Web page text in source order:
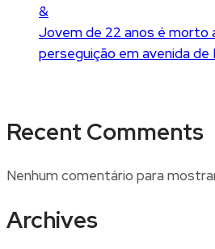
&
Jovem de 22 anos é morto
perseguição em avenida de
Recent Comments
Nenhum comentário para
Archives